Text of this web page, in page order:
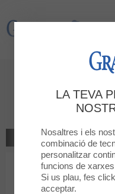
Gran Via 2
TOTS ELS SERVEIS
LA TEVA
Nosaltres i els
combinació de
personalitzar
funcions de
Si us plau, fes
acceptar.